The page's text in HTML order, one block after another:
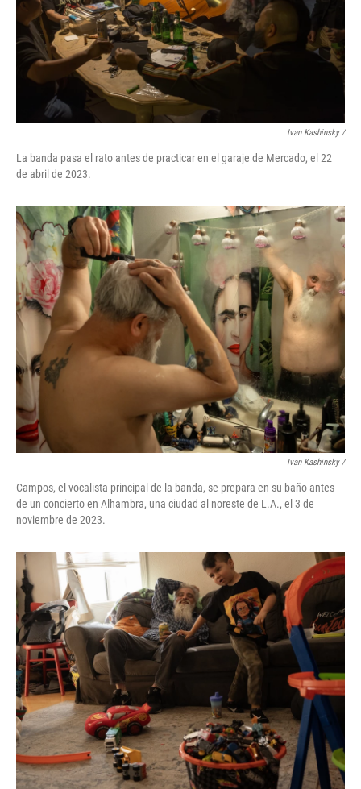
Ivan Kashinsky /
La banda pasa el rato antes de practicar en el garaje de Mercado, el 22
de abril de 2023.
Ivan Kashinsky /
Campos, el vocalista principal de la banda, se prepara en su baño antes
de un concierto en Alhambra, una ciudad al noreste de L.A., el 3 de
noviembre de 2023.